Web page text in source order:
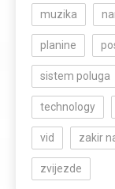
muzika
planine
sistem poluga
technology
vid zakir
zvijezde